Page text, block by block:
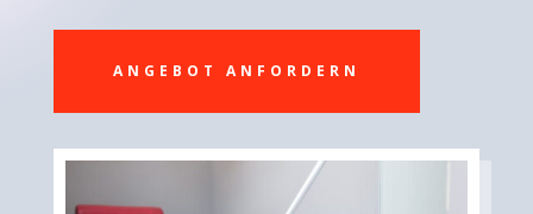
ANGEBOT ANFORDERN